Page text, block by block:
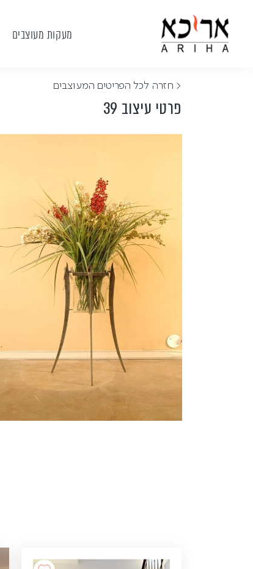
מעקות מעוצבים
< חזרה לכל הפריטים המעוצבים
פרטי עיצוב 39